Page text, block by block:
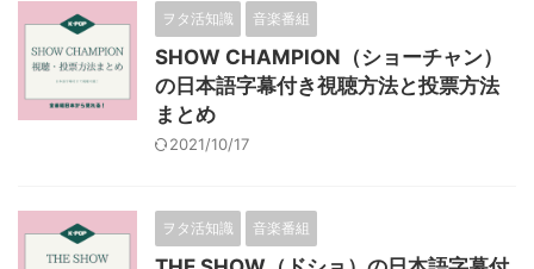
ヲタ活知識 音楽番組
SHOW CHAMPION（ショーチャン）
の日本語字幕付き視聴方法と投票方法
まとめ
2021/10/17
ヲタ活知識 音楽番組